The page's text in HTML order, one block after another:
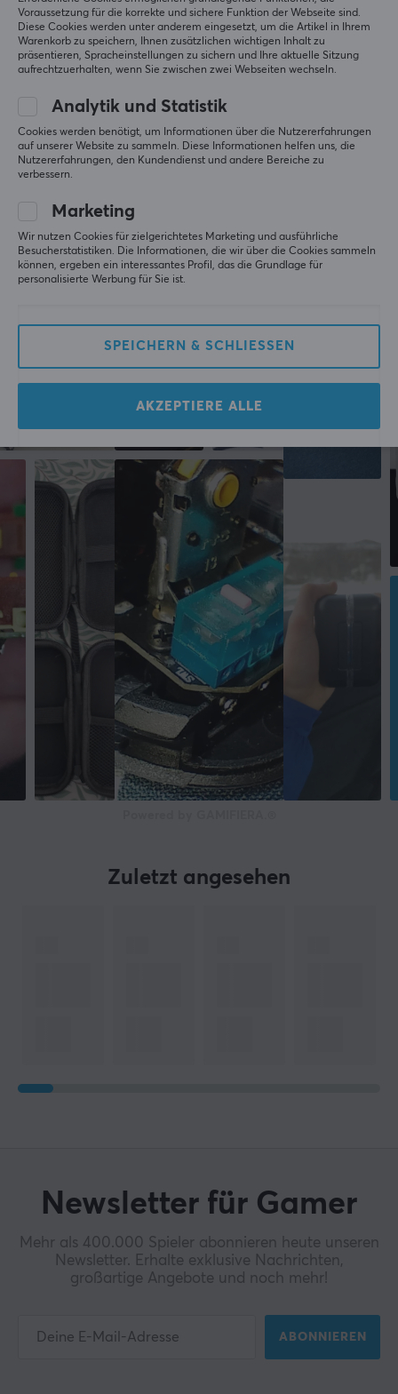
großartig.
Original anzeigen
Pwnage Extra Cover Sets für Symm - Lila
1 liken
Mehr aus unserer
Community
Zuletzt angesehen
Newsletter für Gamer
Mehr als 400.000 Spieler abonnieren heute unseren
Newsletter. Erhalte exklusive Nachrichten,
großartige Angebote und noch mehr!
ABONNIEREN
Voraussetzung für die korrekte und sichere Funktion der Webseite sind.
Diese Cookies werden unter anderem eingesetzt, um die Artikel in Ihrem
Warenkorb zu speichern, Ihnen zusätzlichen wichtigen Inhalt zu
präsentieren, Spracheinstellungen zu sichern und Ihre aktuelle Sitzung
aufrechtzuerhalten, wenn Sie zwischen zwei Webseiten wechseln.
Analytik und Statistik
Cookies werden benötigt, um Informationen über die Nutzererfahrungen
auf unserer Website zu sammeln. Diese Informationen helfen uns, die
Nutzererfahrungen, den Kundendienst und andere Bereiche zu
verbessern.
Marketing
Wir nutzen Cookies für zielgerichtetes Marketing und ausführliche
Besucherstatistiken. Die Informationen, die wir über die Cookies sammeln
können, ergeben ein interessantes Profil, das die Grundlage für
personalisierte Werbung für Sie ist.
SPEICHERN & SCHLIESSEN
AKZEPTIERE ALLE